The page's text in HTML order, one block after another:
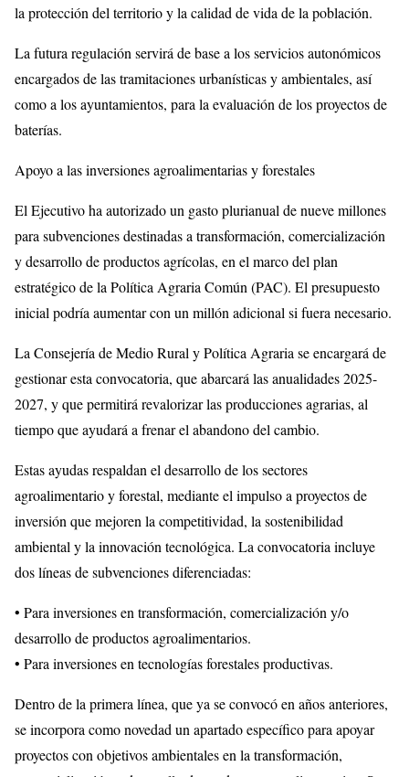
la protección del territorio y la calidad de vida de la población.
La futura regulación servirá de base a los servicios autonómicos
encargados de las tramitaciones urbanísticas y ambientales, así
como a los ayuntamientos, para la evaluación de los proyectos de
baterías.
Apoyo a las inversiones agroalimentarias y forestales
El Ejecutivo ha autorizado un gasto plurianual de nueve millones
para subvenciones destinadas a transformación, comercialización
y desarrollo de productos agrícolas, en el marco del plan
estratégico de la Política Agraria Común (PAC). El presupuesto
inicial podría aumentar con un millón adicional si fuera necesario.
La Consejería de Medio Rural y Política Agraria se encargará de
gestionar esta convocatoria, que abarcará las anualidades 2025-
2027, y que permitirá revalorizar las producciones agrarias, al
tiempo que ayudará a frenar el abandono del cambio.
Estas ayudas respaldan el desarrollo de los sectores
agroalimentario y forestal, mediante el impulso a proyectos de
inversión que mejoren la competitividad, la sostenibilidad
ambiental y la innovación tecnológica. La convocatoria incluye
dos líneas de subvenciones diferenciadas:
• Para inversiones en transformación, comercialización y/o
desarrollo de productos agroalimentarios.
• Para inversiones en tecnologías forestales productivas.
Dentro de la primera línea, que ya se convocó en años anteriores,
se incorpora como novedad un apartado específico para apoyar
proyectos con objetivos ambientales en la transformación,